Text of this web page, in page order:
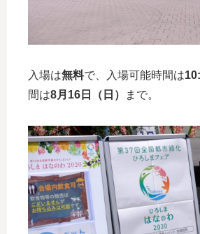
入場は無料で、入場可能時間は
間は8月16日（日） まで。